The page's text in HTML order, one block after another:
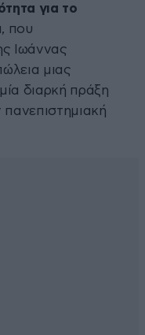
για το
που
Ιωάννας
μιας
διαρκή πράξη